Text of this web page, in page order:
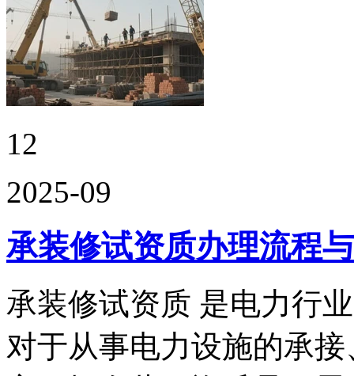
12
2025-09
承装修试资质办理流程
承装修试资质 是电力行
对于从事电力设施的承